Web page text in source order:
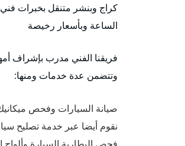
كراج وبنشر متنقل بخبرات فني
الساعة وبأسعار رخيصة
فريقنا الفني مدرب بإشراف
وتتضمن عدة خدمات ومنها:
صيانة السيارات وفحص
نقوم أيضا عبر خدمة تصليح